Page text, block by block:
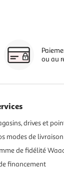
ou au
drives et
modes de livraison
de fidélité
financement